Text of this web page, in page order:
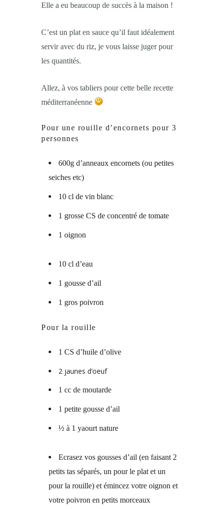
Elle a eu beaucoup de succès à la maison !
C’est un plat en sauce qu’il faut idéalement
servir avec du riz, je vous laisse juger pour
les quantités.
Allez, à vos tabliers pour cette belle recette
méditerranéenne
Pour une rouille d’encornets pour 3
personnes
600g d’anneaux encornets (ou petites
seiches etc)
10 cl de vin blanc
1 grosse CS de concentré de tomate
1 oignon
10 cl d’eau
1 gousse d’ail
1 gros poivron
Pour la rouille
1 CS d’huile d’olive
2 jaunes d’oeuf
1 cc de moutarde
1 petite gousse d’ail
½ à 1 yaourt nature
Ecrasez vos gousses d’ail (en faisant 2
petits tas séparés, un pour le plat et un
pour la rouille) et émincez votre oignon et
votre poivron en petits morceaux